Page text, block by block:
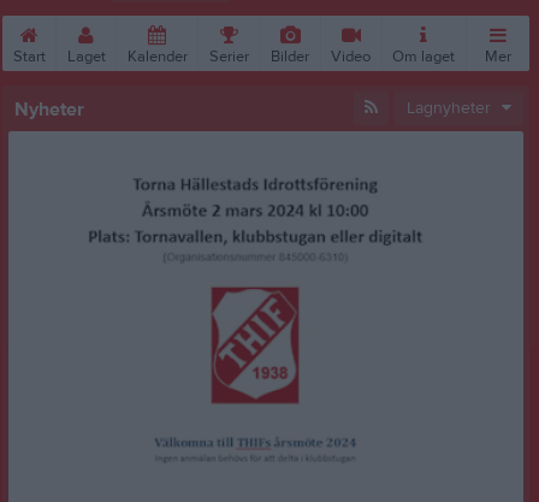
Start Laget Kalender Serier Bilder Video Om laget Mer
Nyheter Lagnyheter